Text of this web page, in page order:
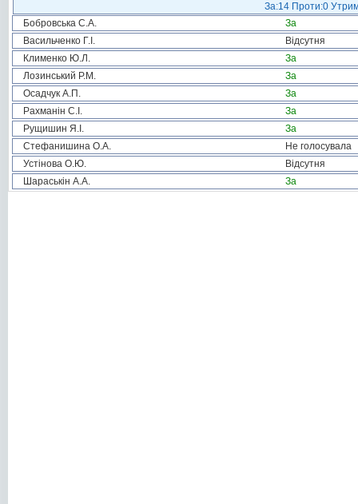
За:14 Проти:0
Бобровська С.А.
За
Васильченко Г.І.
Відсутня
Клименко Ю.Л.
За
Лозинський Р.М.
За
Осадчук А.П.
За
Рахманін С.І.
За
Рущишин Я.І.
За
Стефанишина О.А.
Не голосувала
Устінова О.Ю.
Відсутня
Шараськін А.А.
За